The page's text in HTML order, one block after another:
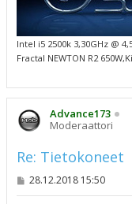
Intel i5 2500k 3,30GHz @
Fractal NEWTON R2
Advance173
Moderaattori
Re: Tietokoneet
V28.12.2018 15:50